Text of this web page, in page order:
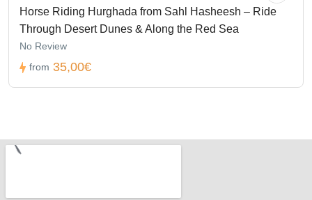
Horse Riding Hurghada from Sahl Hasheesh – Ride
Through Desert Dunes & Along the Red Sea
No Review
from 35,00€